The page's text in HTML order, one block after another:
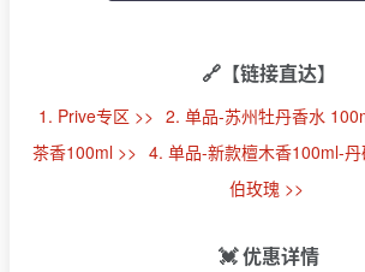
🔗【链接直达】
1. Prive专区 >> 2. 单品-苏州牡丹香水
茶香100ml >> 4. 单品-新款檀木香100ml-丹
伯玫瑰 >>
💓 优惠详情